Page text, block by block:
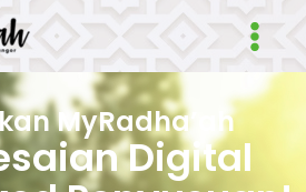
Main
MyRadha’ah
Digital